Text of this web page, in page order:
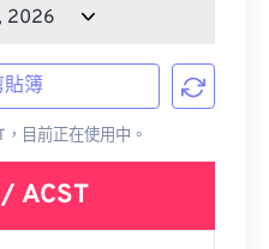
貼簿
，目前正在使用中。
/ ACST